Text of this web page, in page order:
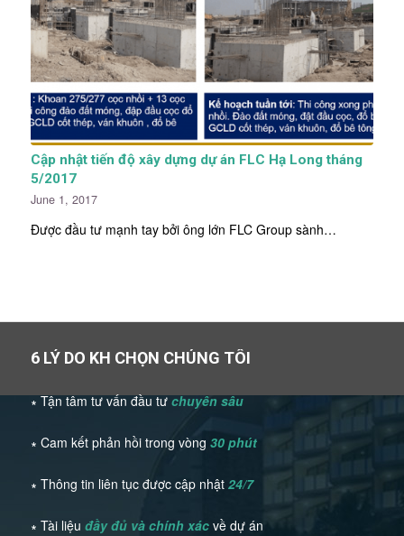
Cập nhật tiến độ xây dựng dự án FLC Hạ Long tháng
5/2017
June 1, 2017
Được đầu tư mạnh tay bởi ông lớn FLC Group sành…
6 LÝ DO KH CHỌN CHÚNG TÔI
∗ Tận tâm tư vấn đầu tưchuyên sâu
∗ Cam kết phản hồi trong vòng 30 phút
∗ Thông tin liên tục được cập nhật 24/7
∗ Tài liệu đầy đủ và chính xácvề dự án